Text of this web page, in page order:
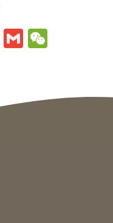
T
w
er
G
m
l h